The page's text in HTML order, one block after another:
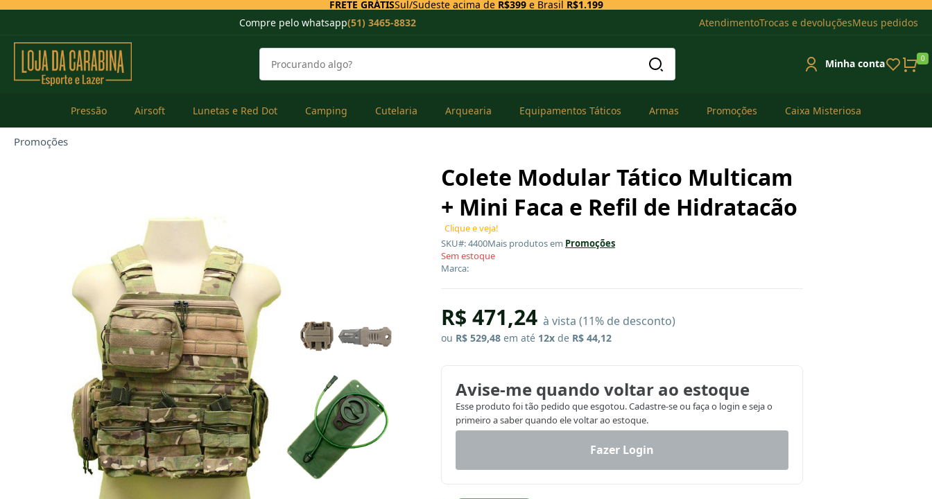
FRETE GRÁTISSul/Sudeste acima de R$399e Brasil R$1.199
Compre pelo whatsapp(51) 3465-8832 AtendimentoTrocas e devoluçõesMeus pedidos
Minha conta 0
Pressão Airsoft Lunetas e Red Dot Camping Cutelaria Arquearia Equipamentos Táticos Armas Promoções Caixa Misteriosa
Promoções
Colete Modular Tático Multicam
+ Mini Faca e Refil de Hidratacão
Clique e veja!
SKU#: 4400Mais produtos em Promoções
Sem estoque
Marca:
R$ 471,24 à vista (11% de desconto)
ou R$ 529,48 em até 12x de R$ 44,12
Avise-me quando voltar ao estoque
Esse produto foi tão pedido que esgotou. Cadastre-se ou faça o login e seja o
primeiro a saber quando ele voltar ao estoque.
Fazer Login